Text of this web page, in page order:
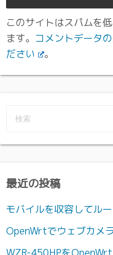
このサイトはスパムを
ます。 コメントデータ
ださい
。
最近の投稿
モバイルを収容してル
OpenWrtでウェブカメ